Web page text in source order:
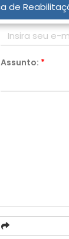
de
Email:*
Assunto: *